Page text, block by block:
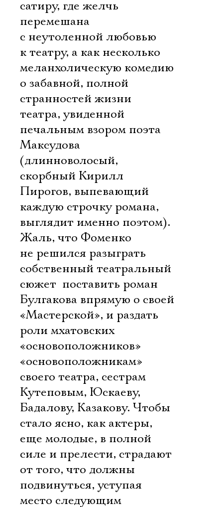
сатиру, где желчь
перемешана
с неутоленной любовью
к театру, а как несколько
меланхолическую комедию
о забавной, полной
странностей жизни
театра, увиденной
печальным взором поэта
Максудова
(длинноволосый,
скорбный Кирилл
Пирогов, выпевающий
каждую строчку романа,
выглядит именно поэтом).
Жаль, что Фоменко
не решился разыграть
собственный театральный
сюжет  поставить роман
Булгакова впрямую о своей
«Мастерской», и раздать
роли мхатовских
«основоположников» 
«основоположникам»
своего театра, сестрам
Кутеповым, Юскаеву,
Бадалову, Казакову. Чтобы
стало ясно, как актеры,
еще молодые, в полной
силе и прелести, страдают
от того, что должны
подвинуться, уступая
место следующим